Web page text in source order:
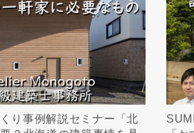
り事例解説セミナー「北